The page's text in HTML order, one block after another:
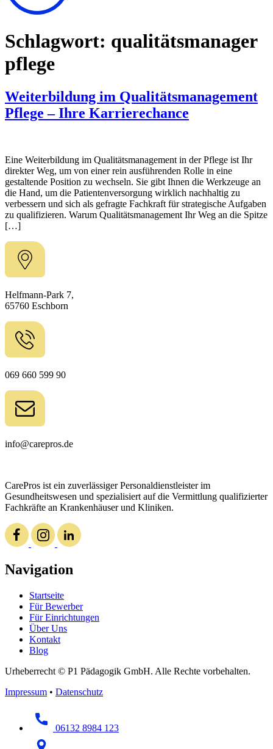
Schlagwort: qualitätsmanager
pflege
Weiterbildung im Qualitätsmanagement
Pflege – Ihre Karrierechance
Eine Weiterbildung im Qualitätsmanagement in der Pflege ist Ihr
direkter Weg, um von einer rein ausführenden Rolle in eine
gestaltende Position zu wechseln. Sie gibt Ihnen die Werkzeuge an
die Hand, um die Patientenversorgung wirklich nachhaltig zu
verbessern und sich als gefragte Fachkraft für strategische Aufgaben
zu qualifizieren. Warum Qualitätsmanagement Ihr Weg an die Spitze
[…]
Helfmann-Park 7,
65760 Eschborn
069 660 599 90
info@carepros.de
CarePros ist ein zuverlässiger Personaldienstleister im
Gesundheitswesen und spezialisiert auf die Vermittlung qualifizierter
Fachkräfte an Krankenhäuser und Kliniken.
Navigation
Startseite
Für Bewerber
Für Einrichtungen
Über Uns
Kontakt
Blog
Urheberrecht © P1 Pädagogik GmbH. Alle Rechte vorbehalten.
Impressum • Datenschutz
06132 8984 123